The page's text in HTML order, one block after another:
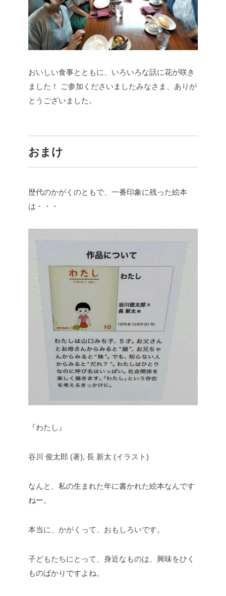
おいしい食事とともに、いろいろな話に花が咲き
ました！
ご参加くださいましたみなさま、ありが
とうございました。
おまけ
歴代のかがくのともで、一番印象に残った絵本
は・・・
『わたし』
谷川 俊太郎 (著), 長 新太 (イラスト)
なんと、私の生まれた年に書かれた絵本なんです
ねー。
本当に、かがくって、おもしろいです。
子どもたちにとって、身近なものは、興味をひく
ものばかりですよね。